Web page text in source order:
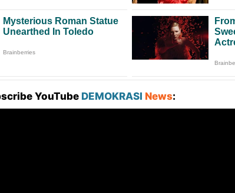
YouTube DEMOKRASI News: